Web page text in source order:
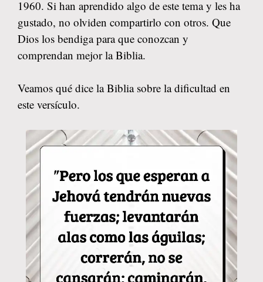
1960. Si han aprendido algo de este tema y les ha
gustado, no olviden compartirlo con otros. Que
Dios los bendiga para que conozcan y
comprendan mejor la Biblia.
Veamos qué dice la Biblia sobre la dificultad en
este versículo.